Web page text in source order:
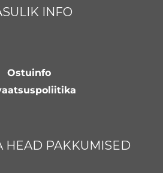
INFO
Ostuinfo
HEAD PAKKUMISED